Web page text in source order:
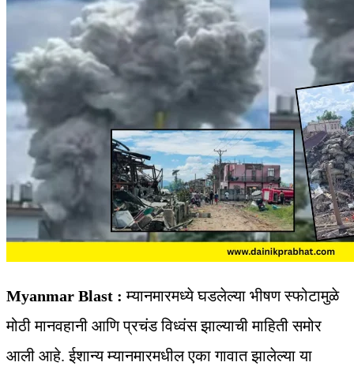
Myanmar Blast : म्यानमारमध्ये घडलेल्या भीषण स्फोटामुळे
मोठी मानवहानी आणि प्रचंड विध्वंस झाल्याची माहिती समोर
आली आहे. ईशान्य म्यानमारमधील एका गावात झालेल्या या